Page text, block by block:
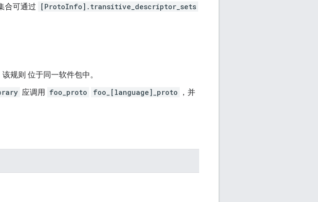
合可通过
[ProtoInfo].transitive_descriptor_sets
规则 位于同一软件包中。
应调用 foo_proto foo_[language]_proto
，并